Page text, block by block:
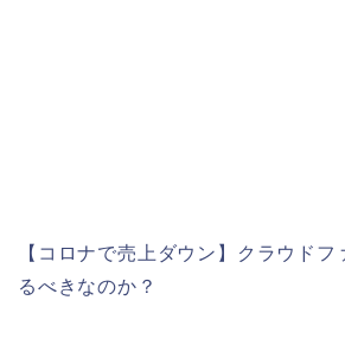
【コロナで売上ダウン】クラウド
るべきなのか？